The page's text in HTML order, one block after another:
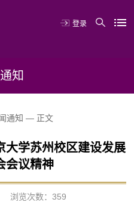
登录
知
通知 — 正文
大学苏州校区建设发展
会议精神
浏览次数：359